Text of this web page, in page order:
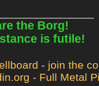
the Borg!
is futile!
- join the
- Full Metal